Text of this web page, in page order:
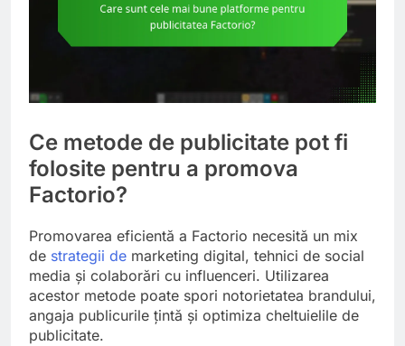
Ce metode de publicitate pot fi
folosite pentru a promova
Factorio?
Promovarea eficientă a Factorio necesită un mix
de strategii de marketing digital, tehnici de social
media și colaborări cu influenceri. Utilizarea
acestor metode poate spori notorietatea brandului,
angaja publicurile țintă și optimiza cheltuielile de
publicitate.